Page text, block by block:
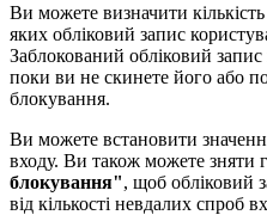
Ви можете визначити
яких обліковий запис
Заблокований обліковий
поки ви не скинете його або
блокування.
Ви можете встановити
входу. Ви також можете зняти
блокування", щоб обліковий
від кількості невдалих спроб